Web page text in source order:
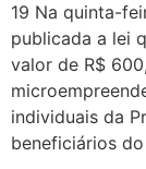
19 Na quinta-
publicada a lei
valor de R$
individuais da
beneficiários